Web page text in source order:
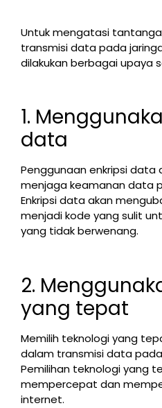
Untuk mengatasi
transmisi data pada
dilakukan berbagai upaya
1.
data
Penggunaan enkripsi
menjaga keamanan data
Enkripsi data akan
menjadi kode yang sulit
yang tidak berwenang.
2.
yang tepat
Memilih teknologi yang
dalam transmisi data
Pemilihan teknologi yang
mempercepat dan
internet.